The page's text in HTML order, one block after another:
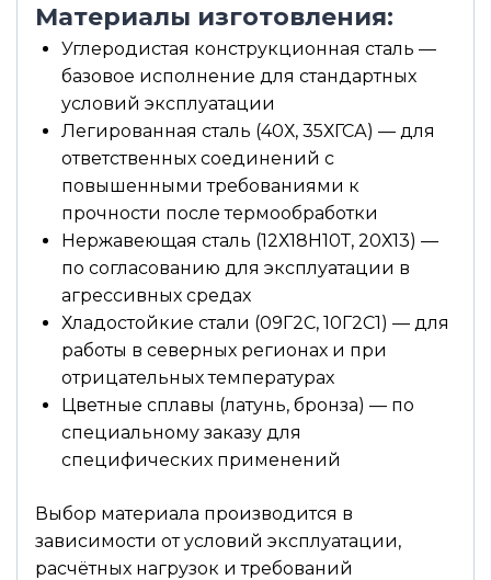
Материалы изготовления:
Углеродистая конструкционная сталь —
базовое исполнение для стандартных
условий эксплуатации
Легированная сталь (40Х, 35ХГСА) — для
ответственных соединений с
повышенными требованиями к
прочности после термообработки
Нержавеющая сталь (12Х18Н10Т, 20Х13) —
по согласованию для эксплуатации в
агрессивных средах
Хладостойкие стали (09Г2С, 10Г2С1) — для
работы в северных регионах и при
отрицательных температурах
Цветные сплавы (латунь, бронза) — по
специальному заказу для
специфических применений
Выбор материала производится в
зависимости от условий эксплуатации,
расчётных нагрузок и требований